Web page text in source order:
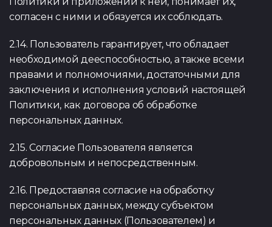
согласен с ними и обязуется их соблюдать.
2.14. Пользователь гарантирует, что обладает
необходимой дееспособностью, а также всеми
правами и полномочиями, достаточными для
заключения и исполнения условий настоящей
Политики, как договора об обработке
персональных данных.
2.15. Согласие Пользователя является
добровольным и непосредственным.
2.16. Предоставляя согласие на обработку
персональных данных, между субъектом
персональных данных (Пользователем) и